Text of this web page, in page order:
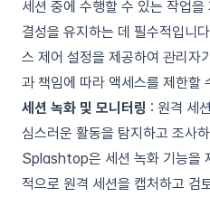
세션 중에 수행할 수 있는 작업
결성을 유지하는 데 필수적입니
스 제어 설정을 제공하여 관리자
과 책임에 따라 액세스를 제한할
세션 녹화 및 모니터링 : 원격 세
심스러운 활동을 탐지하고 조사
Splashtop은 세션 녹화 기능을
적으로 원격 세션을 캡처하고 검